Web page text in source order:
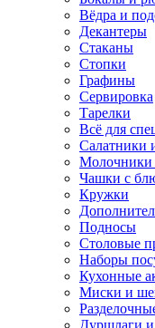
Вёдра и
Декантеры
Стаканы
Стопки
Графины
Сервировка
Тарелки
Всё для
Салатники
Молочники
Чашки с
Кружки
Подносы
Столовые
Наборы
Кухонные
Миски и
Дуршлаги и